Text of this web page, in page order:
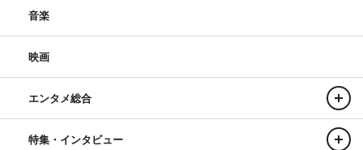
音楽
映画
エンタメ総合
特集・インタビュー